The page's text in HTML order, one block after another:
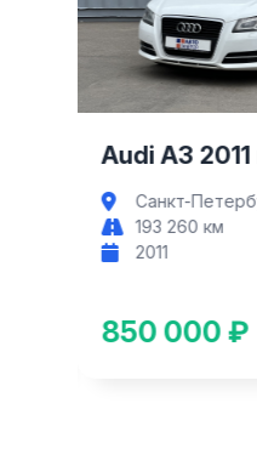
Audi A3 2011
Санкт-
193 260 км
2011
850 000 ₽